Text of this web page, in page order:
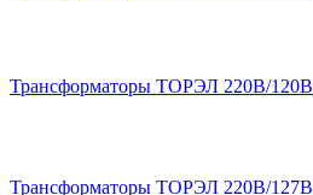
Трансформаторы ТОРЭЛ 220В/120В
Трансформаторы ТОРЭЛ 220В/127В